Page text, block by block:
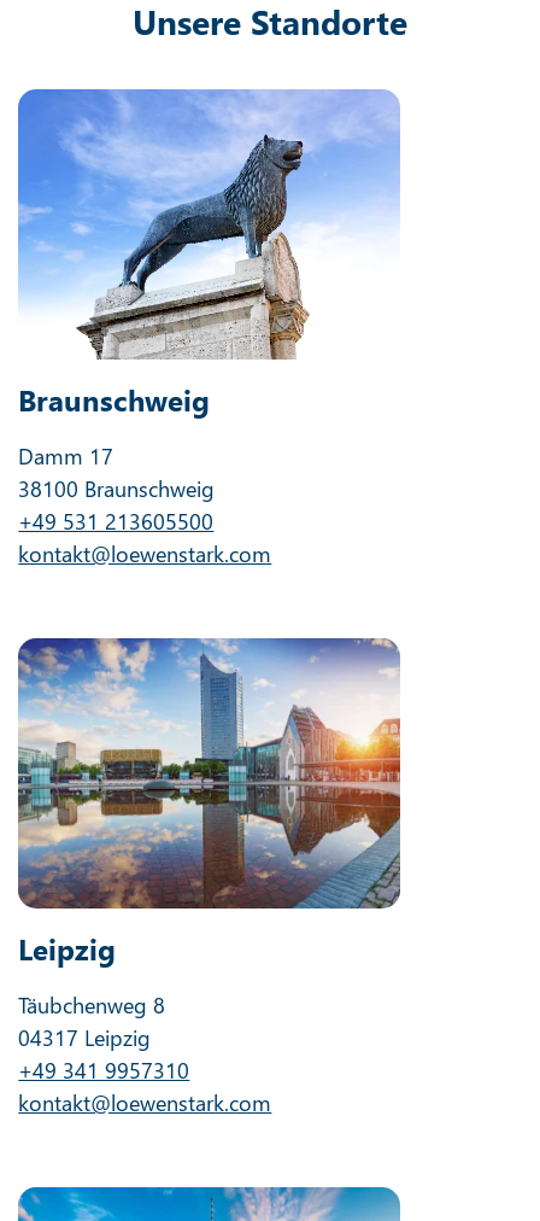
Unsere Standorte
Braunschweig
Damm 17
38100 Braunschweig
+49 531 213605500
kontakt@loewenstark.com
Leipzig
Täubchenweg 8
04317 Leipzig
+49 341 9957310
kontakt@loewenstark.com